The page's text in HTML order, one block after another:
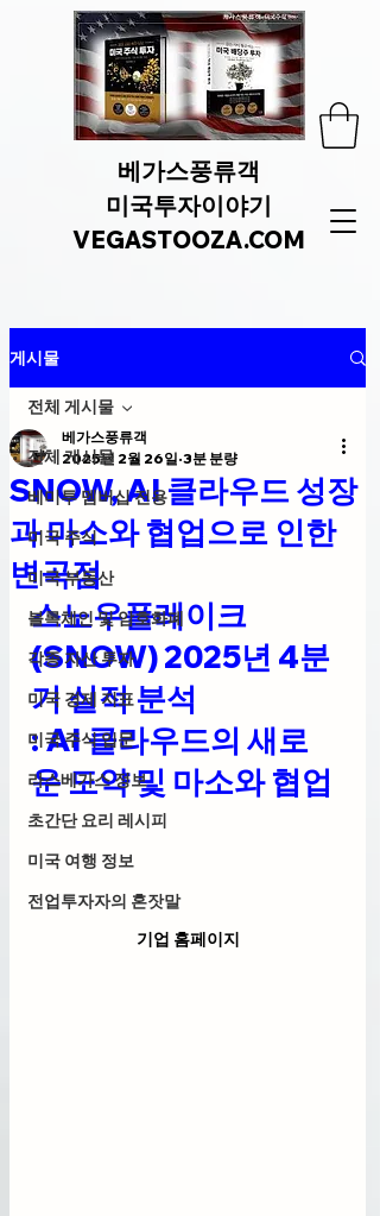
베가스풍류객
미국투자이야기
VEGASTOOZA.COM
게시물
전체 게시물
베미투 멤버십 전용
미국 주식
미국 부동산
블록체인 및 암호화폐
각종 자산 투자
미국 경제 지표
미국 주식 입문
라스베가스 정보
초간단 요리 레시피
미국 여행 정보
전업투자자의 혼잣말
전체 게시물
SNOW, AI 클라우드 성장
과 마소와 협업으로 인한
변곡점
베가스풍류객
2025년 2월 26일 3분 분량
스노우플레이크
(SNOW) 2025년 4분
기 실적 분석
: AI 클라우드의 새로
운 도약 및 마소와 협업
기업 홈페이지